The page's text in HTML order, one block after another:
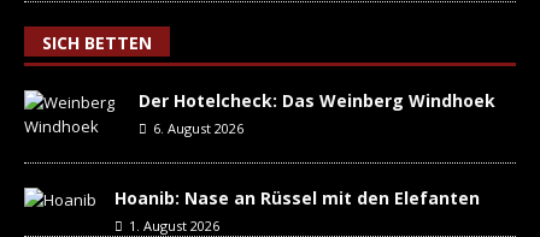
SICH BETTEN
Der Hotelcheck: Das Weinberg Windhoek
6. August 2026
Hoanib: Nase an Rüssel mit den Elefanten
1. August 2026